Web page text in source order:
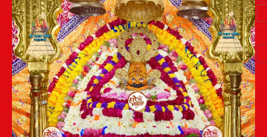
Post
navigation